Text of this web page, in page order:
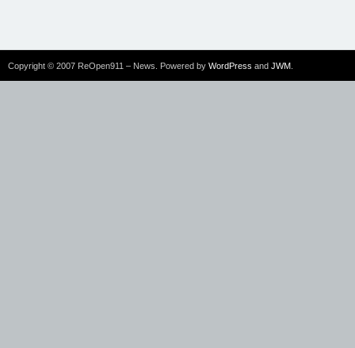
Copyright © 2007 ReOpen911 – News. Powered by WordPress and JWM